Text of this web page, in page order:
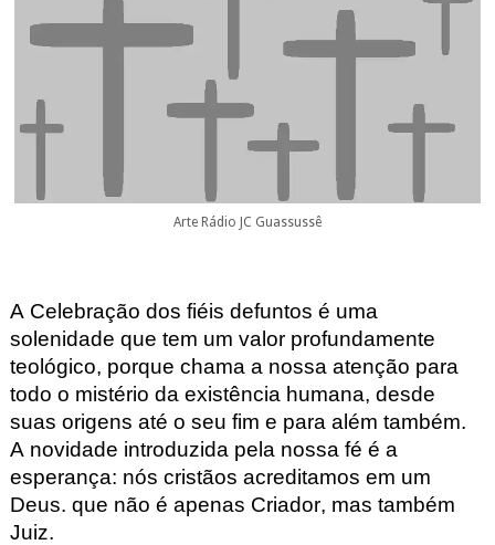
Arte Rádio JC Guassussê
A Celebração dos fiéis defuntos é uma
solenidade que tem um valor profundamente
teológico, porque chama a nossa atenção para
todo o mistério da existência humana, desde
suas origens até o seu fim e para além também.
A novidade introduzida pela nossa fé é a
esperança: nós cristãos acreditamos em um
Deus. que não é apenas Criador, mas também
Juiz.